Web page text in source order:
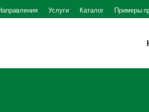
Услуги Каталог Примеры